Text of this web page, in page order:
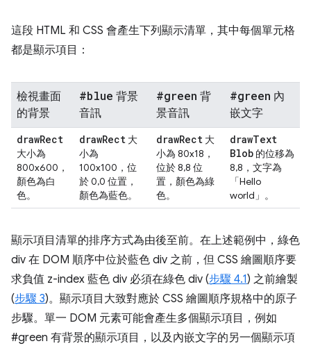
這段 HTML 和 CSS 會產生下列顯示清單，其中每個單元格
都是顯示項目：
檢視畫面
的背景
#blue 背景
音訊
#green 背
景音訊
#green 內
嵌文字
drawRect
大小為
800x600，
顏色為白
色。
drawRect 大
小為
100x100，位
於 0,0 位置，
顏色為藍色。
drawRect 大
小為 80x18，
位於 8,8 位
置，顏色為綠
色。
drawText
Blob 的位移為
8,8，文字為
「Hello
world」。
顯示項目清單的排序方式為由後至前。在上述範例中，綠色
div 在 DOM 順序中位於藍色 div 之前，但 CSS 繪圖順序要
求負值 z-index 藍色 div 必須在綠色 div (步驟 4.1) 之前繪製
(步驟 3)。顯示項目大致對應於 CSS 繪圖順序規格中的原子
步驟。單一 DOM 元素可能會產生多個顯示項目，例如
#green 有背景的顯示項目，以及內嵌文字的另一個顯示項